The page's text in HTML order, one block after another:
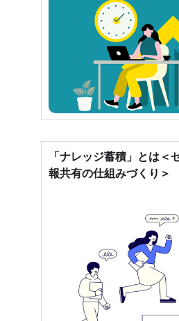
「ナレッジ蓄積」とは＜
報共有の仕組みづくり＞